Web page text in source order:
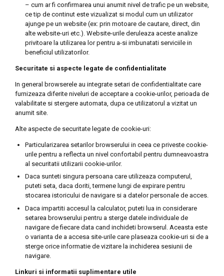
– cum ar fi confirmarea unui anumit nivel de trafic pe un website,
ce tip de continut este vizualizat si modul cum un utilizator
ajunge pe un website (ex: prin motoare de cautare, direct, din
alte website-uri etc.). Website-urile deruleaza aceste analize
privitoare la utilizarea lor pentru a-si imbunatati serviciile in
beneficiul utilizatorilor.
Securitate si aspecte legate de confidentialitate
In general browserele au integrate setari de confidentialitate care
furnizeaza diferite niveluri de acceptare a cookie-urilor, perioada de
valabilitate si stergere automata, dupa ce utilizatorul a vizitat un
anumit site.
Alte aspecte de securitate legate de cookie-uri:
Particularizarea setarilor browserului in ceea ce priveste cookie-
urile pentru a reflecta un nivel confortabil pentru dumneavoastra
al securitatii utilizarii cookie-urilor.
Daca sunteti singura persoana care utilizeaza computerul,
puteti seta, daca doriti, termene lungi de expirare pentru
stocarea istoricului de navigare si a datelor personale de acces.
Daca impartiti accesul la calculator, puteti lua in considerare
setarea browserului pentru a sterge datele individuale de
navigare de fiecare data cand inchideti browserul. Aceasta este
o varianta de a accesa site-urile care plaseaza cookie-uri si de a
sterge orice informatie de vizitare la inchiderea sesiunii de
navigare.
Linkuri si informatii suplimentare utile